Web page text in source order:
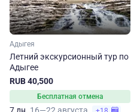
Адыгея
Летний экскурсионный тур по
Адыгее
RUB 40,500
Бесплатная отмена